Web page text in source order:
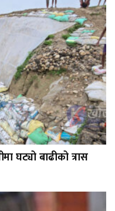
घट्यो बाढीको त्रास